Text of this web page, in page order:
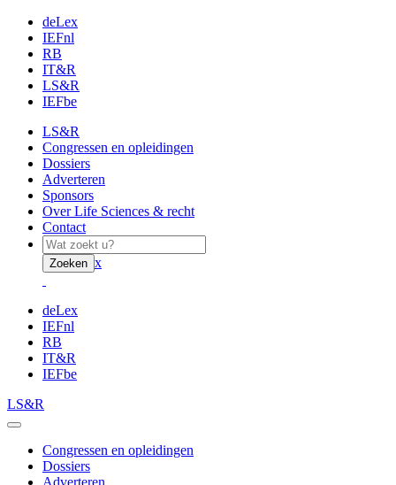
deLex
IEFnl
RB
IT&R
LS&R
IEFbe
LS&R
Congressen en opleidingen
Dossiers
Adverteren
Sponsors
Over Life Sciences & recht
Contact
Zoeken x
deLex
IEFnl
RB
IT&R
IEFbe
LS&R
Congressen en opleidingen
Dossiers
Adverteren